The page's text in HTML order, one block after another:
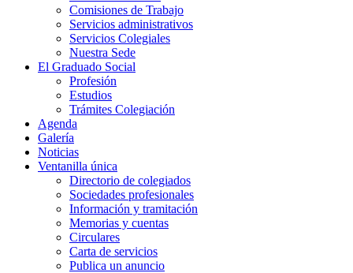
Comisiones de Trabajo
Servicios administrativos
Servicios Colegiales
Nuestra Sede
El Graduado Social
Profesión
Estudios
Trámites Colegiación
Agenda
Galería
Noticias
Ventanilla única
Directorio de colegiados
Sociedades profesionales
Información y tramitación
Memorias y cuentas
Circulares
Carta de servicios
Publica un anuncio